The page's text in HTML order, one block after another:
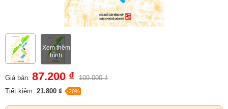
Xem thêm
hình
Giá bán: 87.200 ₫ 109.000 ₫
Tiết kiệm: 21.800 ₫ -20%